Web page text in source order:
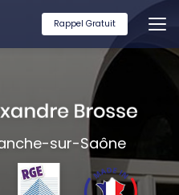
Rappel Gratuit
sur-Saône